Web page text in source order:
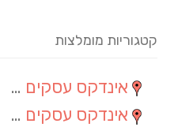
קטגוריות מומלצות
אינדקס עסקים מרחבי
אינדקס עסקים מקומי